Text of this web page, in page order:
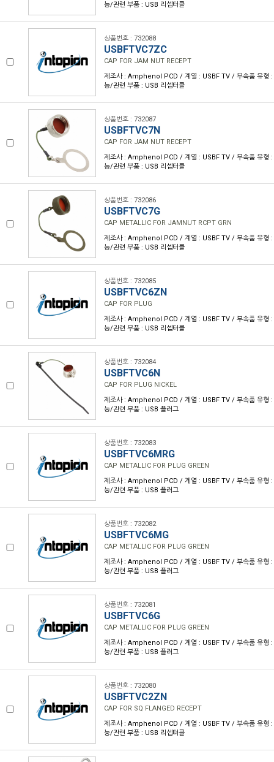
능/관련 부품 : USB 리셉터클
상품번호 : 732088
USBFTVC7ZC
CAP FOR JAM NUT RECEPT
제조사 : Amphenol PCD / 계열 : USBF TV / 부속품 유형 :
능/관련 부품 : USB 리셉터클
상품번호 : 732087
USBFTVC7N
CAP FOR JAM NUT RECEPT
제조사 : Amphenol PCD / 계열 : USBF TV / 부속품 유형 :
능/관련 부품 : USB 리셉터클
상품번호 : 732086
USBFTVC7G
CAP METALLIC FOR JAMNUT RCPT GRN
제조사 : Amphenol PCD / 계열 : USBF TV / 부속품 유형 :
능/관련 부품 : USB 리셉터클
상품번호 : 732085
USBFTVC6ZN
CAP FOR PLUG
제조사 : Amphenol PCD / 계열 : USBF TV / 부속품 유형 :
능/관련 부품 : USB 리셉터클
상품번호 : 732084
USBFTVC6N
CAP FOR PLUG NICKEL
제조사 : Amphenol PCD / 계열 : USBF TV / 부속품 유형 :
능/관련 부품 : USB 플러그
상품번호 : 732083
USBFTVC6MRG
CAP METALLIC FOR PLUG GREEN
제조사 : Amphenol PCD / 계열 : USBF TV / 부속품 유형 :
능/관련 부품 : USB 플러그
상품번호 : 732082
USBFTVC6MG
CAP METALLIC FOR PLUG GREEN
제조사 : Amphenol PCD / 계열 : USBF TV / 부속품 유형 :
능/관련 부품 : USB 플러그
상품번호 : 732081
USBFTVC6G
CAP METALLIC FOR PLUG GREEN
제조사 : Amphenol PCD / 계열 : USBF TV / 부속품 유형 :
능/관련 부품 : USB 플러그
상품번호 : 732080
USBFTVC2ZN
CAP FOR SQ FLANGED RECEPT
제조사 : Amphenol PCD / 계열 : USBF TV / 부속품 유형 :
능/관련 부품 : USB 리셉터클